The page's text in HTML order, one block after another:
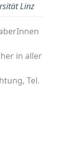
Linz
in aller
Tel.